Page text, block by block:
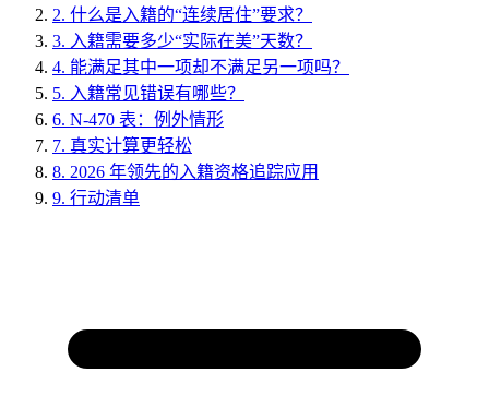
2. 什么是入籍的“连续居住”要求？
3. 入籍需要多少“实际在美”天数？
4. 能满足其中一项却不满足另一项吗？
5. 入籍常见错误有哪些？
6. N‑470 表：例外情形
7. 真实计算更轻松
8. 2026 年领先的入籍资格追踪应用
9. 行动清单